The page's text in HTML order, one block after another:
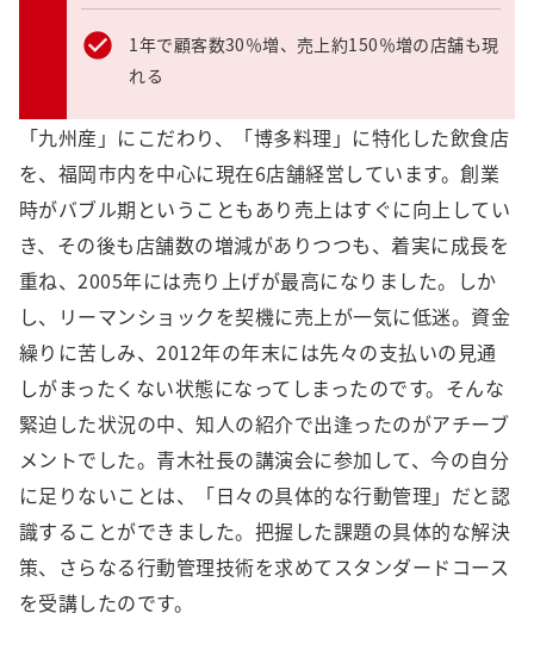
1年で顧客数30％増、売上約150％増の店舗も現
れる
「九州産」にこだわり、「博多料理」に特化した飲食店
を、福岡市内を中心に現在6店舗経営しています。創業
時がバブル期ということもあり売上はすぐに向上してい
き、その後も店舗数の増減がありつつも、着実に成長を
重ね、2005年には売り上げが最高になりました。しか
し、リーマンショックを契機に売上が一気に低迷。資金
繰りに苦しみ、2012年の年末には先々の支払いの見通
しがまったくない状態になってしまったのです。そんな
緊迫した状況の中、知人の紹介で出逢ったのがアチーブ
メントでした。青木社長の講演会に参加して、今の自分
に足りないことは、「日々の具体的な行動管理」だと認
識することができました。把握した課題の具体的な解決
策、さらなる行動管理技術を求めてスタンダードコース
を受講したのです。